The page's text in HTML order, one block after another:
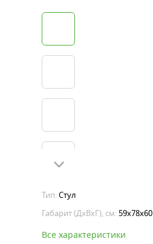
Тип:Стул
Габарит (ДхВхГ), см:59х78х60
Все характеристики